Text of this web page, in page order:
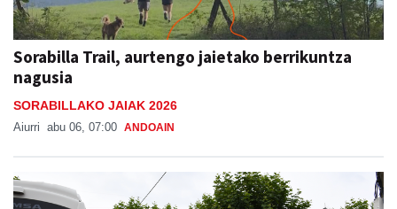
Sorabilla Trail, aurtengo jaietako berrikuntza
nagusia
SORABILLAKO JAIAK 2026
Aiurri abu 06, 07:00 ANDOAIN